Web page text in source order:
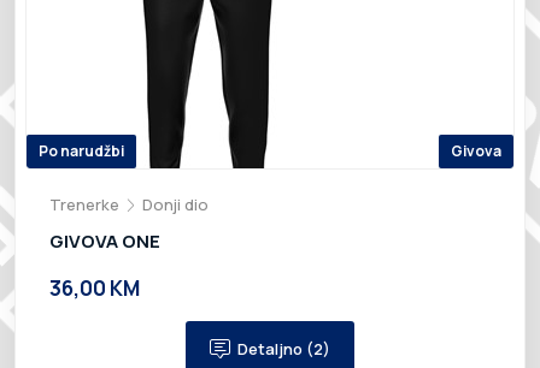
Po narudžbi Givova
Trenerke Donji dio
GIVOVA ONE
36,00 KM
Detaljno (2)